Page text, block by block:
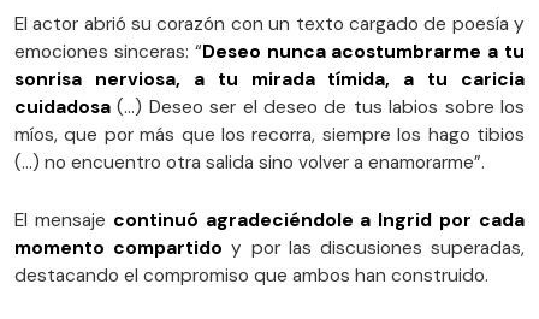
El actor abrió su corazón con un texto cargado de poesía y
emociones sinceras: “Deseo nunca acostumbrarme a tu
sonrisa nerviosa, a tu mirada tímida, a tu caricia
cuidadosa(...) Deseo ser el deseo de tus labios sobre los
míos, que por más que los recorra, siempre los hago tibios
(…) no encuentro otra salida sino volver a enamorarme”.
El mensaje continuó agradeciéndole a Ingrid por cada
momento compartido y por las discusiones superadas,
destacando el compromiso que ambos han construido.